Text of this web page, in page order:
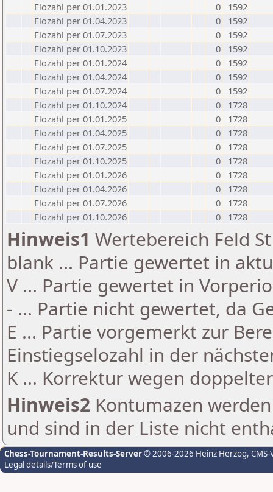
Elozahl per 01.01.2023
0
1592
Elozahl per 01.04.2023
0
1592
Elozahl per 01.07.2023
0
1592
Elozahl per 01.10.2023
0
1592
Elozahl per 01.01.2024
0
1592
Elozahl per 01.04.2024
0
1592
Elozahl per 01.07.2024
0
1592
Elozahl per 01.10.2024
0
1728
Elozahl per 01.01.2025
0
1728
Elozahl per 01.04.2025
0
1728
Elozahl per 01.07.2025
0
1728
Elozahl per 01.10.2025
0
1728
Elozahl per 01.01.2026
0
1728
Elozahl per 01.04.2026
0
1728
Elozahl per 01.07.2026
0
1728
Elozahl per 01.10.2026
0 1728
Hinweis1 Wertebereich Feld
blank ... Partie gewertet in
V ... Partie gewertet in
- ... Partie nicht gewertet, da
E ... Partie vorgemerkt zur
Einstiegselozahl in der
K ... Korrektur wegen
Hinweis2 Kontumazen
und sind in der Liste nicht
Chess-Tournament-Results-Server© 2006-2026 Heinz Herzog,
Legal details/Terms of use